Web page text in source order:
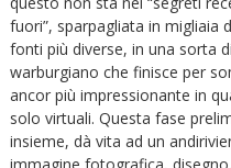
fuori”, sparpagliata in migliaia
fonti più diverse, in una sorta di
warburgiano che finisce per
ancor più impressionante in
solo virtuali. Questa fase
insieme, dà vita ad un